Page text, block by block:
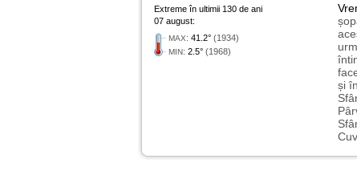
Extreme în ultimii 130 de ani
07 august:
MAX: 41.2° (1934)
MIN: 2.5° (1968)
și